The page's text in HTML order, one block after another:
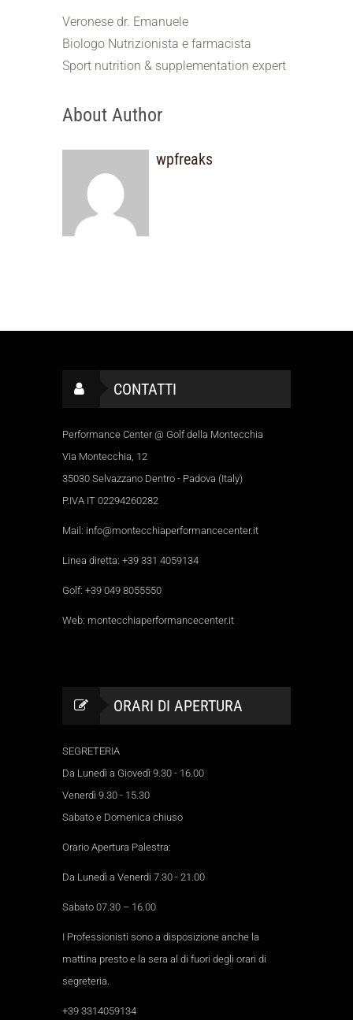
Veronese dr. Emanuele
Biologo Nutrizionista e farmacista
Sport nutrition & supplementation expert
About Author
wpfreaks
CONTATTI
Performance Center @ Golf della Montecchia
Via Montecchia, 12
35030 Selvazzano Dentro - Padova (Italy)
P.IVA IT 02294260282
Mail: info@montecchiaperformancecenter.it
Linea diretta: +39 331 4059134
Golf: +39 049 8055550
Web: montecchiaperformancecenter.it
ORARI DI APERTURA
SEGRETERIA
Da Lunedì a Giovedì 9.30 - 16.00
Venerdì 9.30 - 15.30
Sabato e Domenica chiuso
Orario Apertura Palestra:
Da Lunedì a Venerdi 7.30 - 21.00
Sabato 07.30 – 16.00
I Professionisti sono a disposizione anche la
mattina presto e la sera al di fuori degli orari di
segreteria.
+39 3314059134